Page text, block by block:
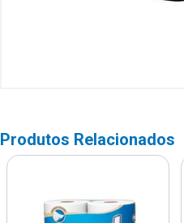
Produtos Relacionados